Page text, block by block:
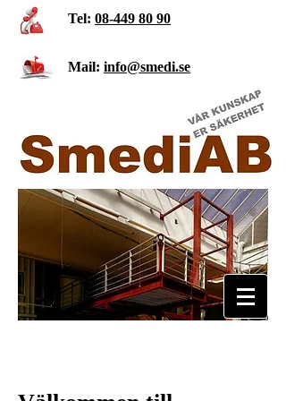
Tel: 08-449 80 90
Mail: info@smedi.se